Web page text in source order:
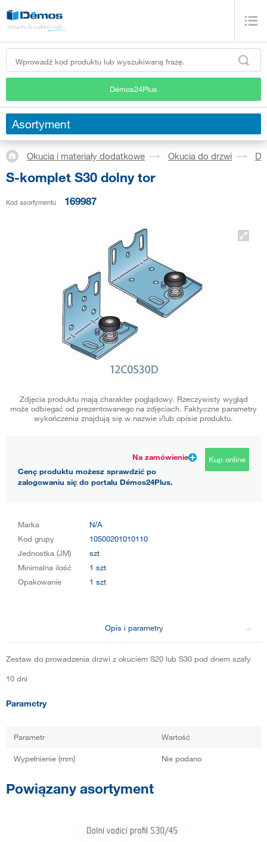
Démos24Plus
Asortyment
Okucia i materiały dodatkowe Okucia do drzwi
S-komplet S30 dolny tor
Kod asortymentu 169987
Zdjęcia produktu mają charakter poglądowy. Rzeczywisty wygląd
może odbiegać od prezentowanego na zdjęciach. Faktyczne parametry
wykończenia znajdują się w nazwie i/lub opisie produktu.
Na zamówienie
Cenę produktu możesz sprawdzić po
zalogowaniu się do portalu Démos24Plus.
Kup online
Marka
N/A
Kod grupy
10500201010110
Jednostka (JM)
szt
Minimalna ilość
1 szt
Opakowanie
1 szt
Opis i parametry
Zestaw do prowadzenia drzwi z okuciem S20 lub S30 pod dnem szafy
10 dni
Parametry
Parametr Wartość
Wypełnienie (mm) Nie podano
Powiązany asortyment